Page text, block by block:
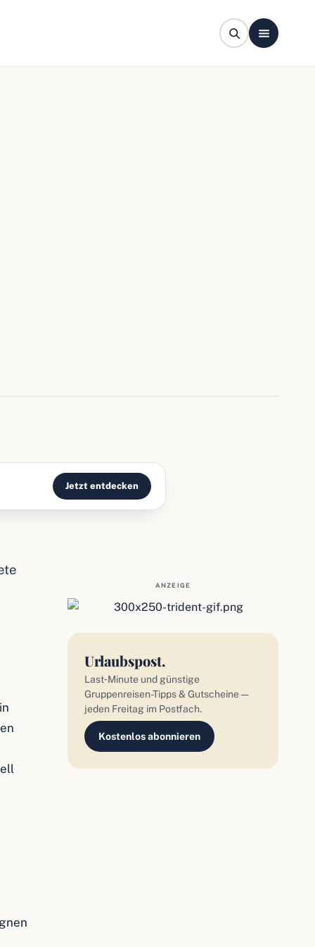
Jetzt entdecken
ANZEIGE
Urlaubspost.
Last‑Minute und günstige
Gruppenreisen-Tipps & Gutscheine —
jeden Freitag im Postfach.
Kostenlos abonnieren